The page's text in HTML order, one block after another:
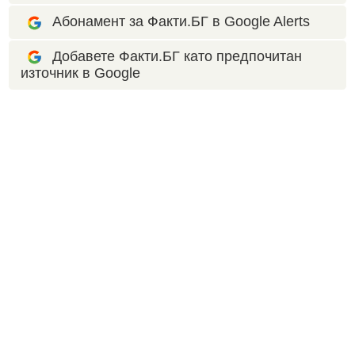
Абонамент за Факти.БГ в Google Alerts
Добавете Факти.БГ като предпочитан
източник в Google